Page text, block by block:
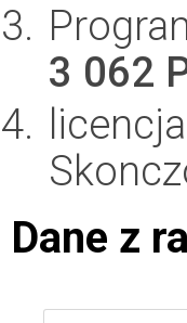
3 062
Dane z